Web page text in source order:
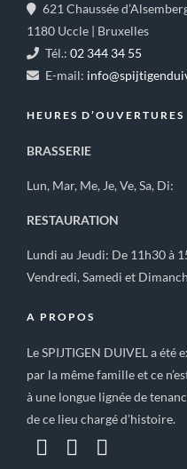
621 Chaussée
1180 Uccle | Bruxelles
Tél.: 02 344 34 55
E-mail:
HEURES D’OUVERTURES
BRASSERIE
Lun, Mar, Me, Je, Ve, Sa,
RESTAURATION
Lundi au Jeudi: De 11h30 à
Vendredi, Samedi et
A PROPOS
Le SPIJTIGEN DUIVEL a été
par la même famille et ce
à une longue lignée de
de ce lieu chargé d’histoire.